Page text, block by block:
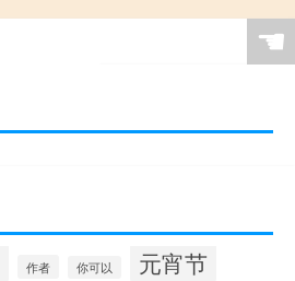
☚
作者 你可以 元宵节